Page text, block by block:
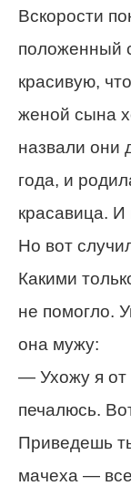
Вскорости
положенный
красивую,
женой сына
назвали они
года, и
красавица. И
Но вот
Какими
не помогло.
она мужу:
— Ухожу я от
печалюсь.
Приведешь
мачеха —